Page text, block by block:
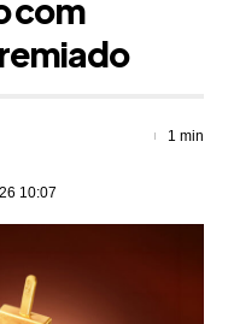
com
10:07
1 min